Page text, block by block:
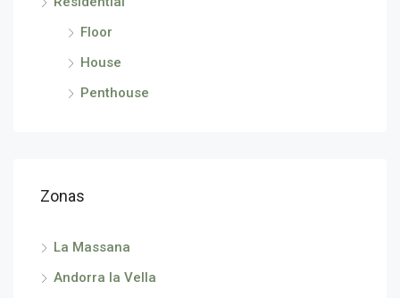
Floor
House
Penthouse
Zonas
La Massana
Andorra la Vella